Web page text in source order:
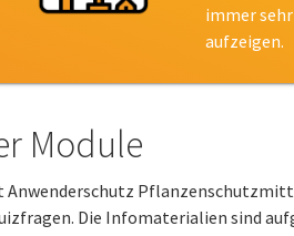
immer
aufzeigen.
Module
Anwenderschutz
Die Infomaterialien sind